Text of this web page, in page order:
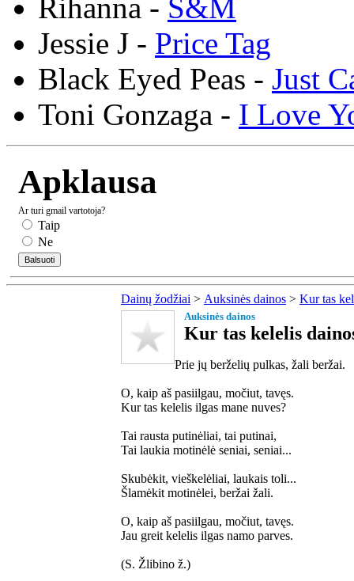
Rihanna - S&M
Jessie J - Price Tag
Black Eyed Peas - Just
Toni Gonzaga - I Love
Apklausa
Ar turi gmail vartotoja?
Taip
Ne
Dainų žodžiai > Auksinės dainos > Kur tas
Auksinės dainos
Kur tas kelelis
Prie jų berželių pulkas, žali beržai.
O, kaip aš pasiilgau, močiut, tavęs.
Kur tas kelelis ilgas mane nuves?
Tai rausta putinėliai, tai putinai,
Tai laukia motinėlė seniai, seniai...
Skubėkit, vieškelėliai, laukais toli...
Šlamėkit motinėlei, beržai žali.
O, kaip aš pasiilgau, močiut, tavęs.
Jau greit kelelis ilgas namo parves.
(S. Žlibino ž.)